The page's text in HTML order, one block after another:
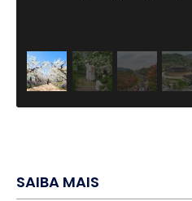
SAIBA MAIS